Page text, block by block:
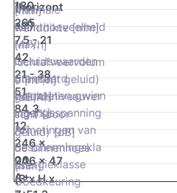
(horizont
aal)
[mm]
180
Minimale
wanddikte [mm]
265
Luchthoeveelheid
[m³/h]
7,5 - 21
Max.
luchtafvoervolum
e [m³/h]
42
Geluidswaarden
(inherent geluid)
[dB(A)]
21 - 38
Standaard
geluidsniveauver
schil (door
geluid) [dB]
51
Warmteterugwinn
ing [%]
84,3
Ingangsspanning
[V]
12
Afmetingen van
de binnenhoes
[mm]
246 x
246 x 47
(B x H x
Beschermingskla
sse
00
Energieklasse
A+
Goedkeuring